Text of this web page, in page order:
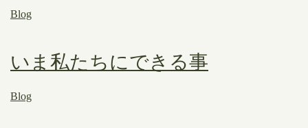
Blog
いま私たちにできる事
Blog